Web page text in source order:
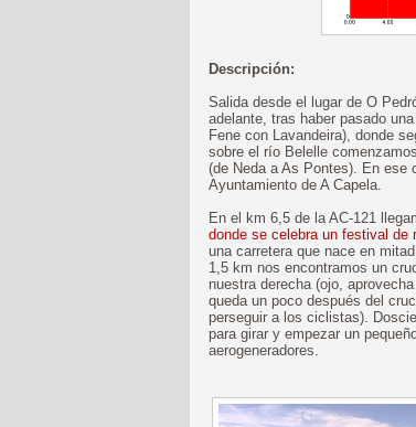
Descripción:
Salida desde el lugar de O
adelante, tras haber pasado
Fene con Lavandeira), donde
sobre el río Belelle
(de Neda a As Pontes). En ese
Ayuntamiento de A Capela.
En el km 6,5 de la AC-121
donde se celebra un festival de
una carretera que nace en
1,5 km nos encontramos un
nuestra derecha (ojo,
queda un poco después del
perseguir a los ciclistas).
para girar y empezar un
aerogeneradores.